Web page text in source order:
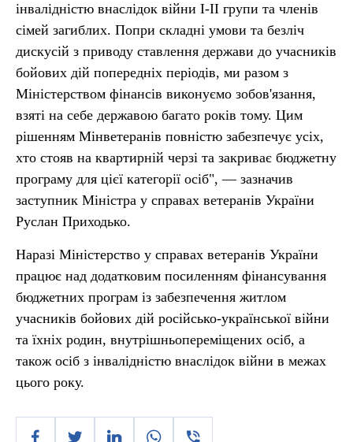
інвалідністю внаслідок війни I-II групи та членів
сімей загиблих. Попри складні умови та безліч
дискусій з приводу ставлення держави до учасників
бойових дій попередніх періодів, ми разом з
Міністерством фінансів виконуємо зобов'язання,
взяті на себе державою багато років тому. Цим
рішенням Мінветеранів повністю забезпечує усіх,
хто стояв на квартирній черзі та закриває бюджетну
програму для цієї категорії осіб", — зазначив
заступник Міністра у справах ветеранів України
Руслан Приходько.
Наразі Міністерство у справах ветеранів України
працює над додатковим посиленням фінансування
бюджетних програм із забезпечення житлом
учасників бойових дій російсько-української війни
та їхніх родин, внутрішньопереміщених осіб, а
також осіб з інвалідністю внаслідок війни в межах
цього року.